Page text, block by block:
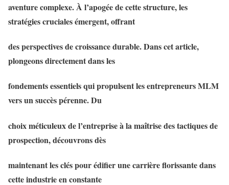
aventure complexe. À l’apogée de cette structure, les
stratégies cruciales émergent, offrant
des perspectives de croissance durable. Dans cet article,
plongeons directement dans les
fondements essentiels qui propulsent les entrepreneurs MLM
vers un succès pérenne. Du
choix méticuleux de l’entreprise à la maîtrise des tactiques de
prospection, découvrons dès
maintenant les clés pour édifier une carrière florissante dans
cette industrie en constante